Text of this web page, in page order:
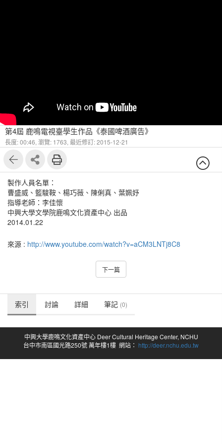
第4屆 鹿鳴電視臺學生作品《泰國啤酒廣告》
長度: 00:46, 瀏覽: 1763, 最近修訂: 2015-12-21
製作人員名單：
曹盛威、籃駿鞍、楊巧薇、陳俐真、葉姵妤
指導老師：李佳懷
中興大學文學院鹿鳴文化資產中心 出品
2014.01.22
來源 : http://www.youtube.com/watch?v=aCM3LNTj8C8
下一篇
索引 討論 詳細 筆記 (0)
中興大學鹿鳴文化資產中心 Deer Cultural Heritage Center, NCHU
台中市南區國光路250號 萬年樓1樓 網站： http://deer.nchu.edu.tw